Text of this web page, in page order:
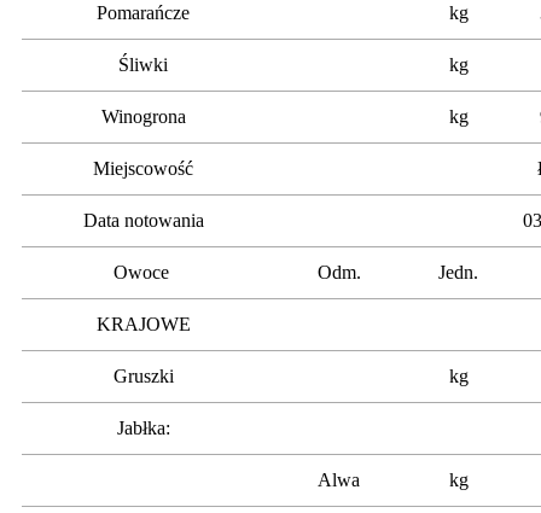
Pomarańcze kg
Śliwki kg
Winogrona kg
Miejscowość
Data notowania
Owoce Odm. Jedn.
KRAJOWE
Gruszki kg
Jabłka:
Alwa kg